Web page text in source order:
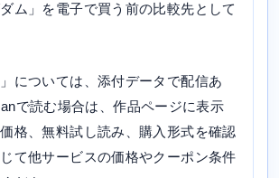
ム」を電子で買う前の比較先として
」については、添付データで配信あ
で読む場合は、作品ページに表示
格、無料試し読み、購入形式を確認
て他サービスの価格やクーポン条件